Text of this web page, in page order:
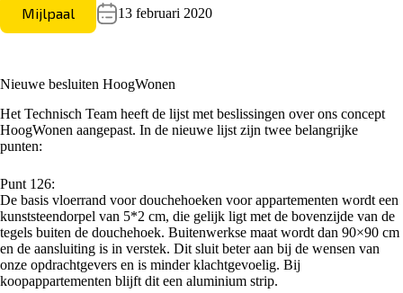
Mijlpaal 13 februari 2020
Nieuwe besluiten HoogWonen
Het Technisch Team heeft de lijst met beslissingen over ons concept
HoogWonen aangepast. In de nieuwe lijst zijn twee belangrijke
punten:
Punt 126:
De basis vloerrand voor douchehoeken voor appartementen wordt een
kunststeendorpel van 5*2 cm, die gelijk ligt met de bovenzijde van de
tegels buiten de douchehoek. Buitenwerkse maat wordt dan 90×90 cm
en de aansluiting is in verstek. Dit sluit beter aan bij de wensen van
onze opdrachtgevers en is minder klachtgevoelig. Bij
koopappartementen blijft dit een aluminium strip.